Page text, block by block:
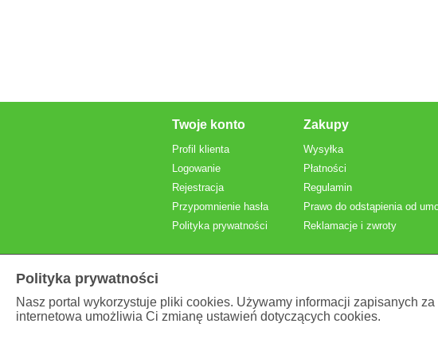
Twoje konto
Profil klienta
Logowanie
Rejestracja
Przypomnienie hasła
Polityka prywatności
Zakupy
Wysyłka
Płatności
Regulamin
Prawo do odstąpienia od
Reklamacje i zwroty
Prezentowane cenybrutto, z VAT.
Polityka prywatności
Nasz portal wykorzystuje pliki cookies. Używamy informacji zapisanych
internetowa umożliwia Ci zmianę ustawień dotyczących cookies.